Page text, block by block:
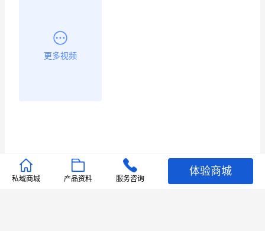
更多视频
推荐文章
私域商城 产品资料 服务咨询
体验商城